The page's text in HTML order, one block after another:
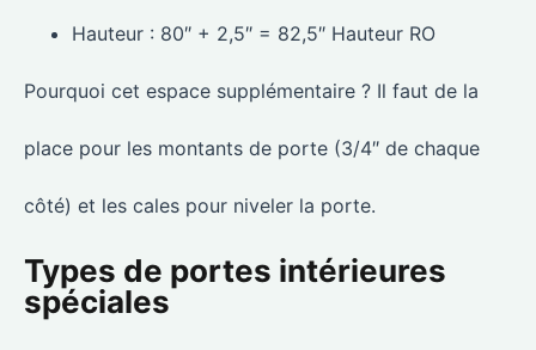
Hauteur : 80″ + 2,5″ = 82,5″ Hauteur RO
Pourquoi cet espace supplémentaire ? Il faut de la
place pour les montants de porte (3/4″ de chaque
côté) et les cales pour niveler la porte.
Types de portes intérieures
spéciales